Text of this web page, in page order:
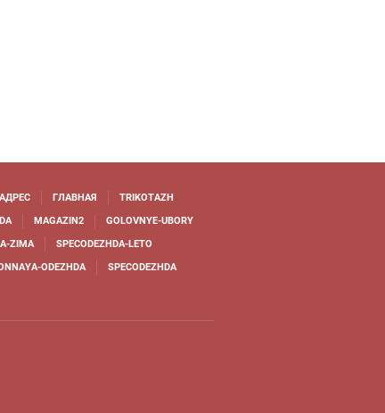
ГЛАВНАЯ
TRIKOTAZH
MAGAZIN2
GOLOVNYE-UBORY
ZIMA
SPECODEZHDA-LETO
ODEZHDA
SPECODEZHDA